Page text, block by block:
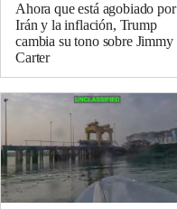
Ahora que está agobiado por
Irán y la inflación, Trump
cambia su tono sobre Jimmy
Carter